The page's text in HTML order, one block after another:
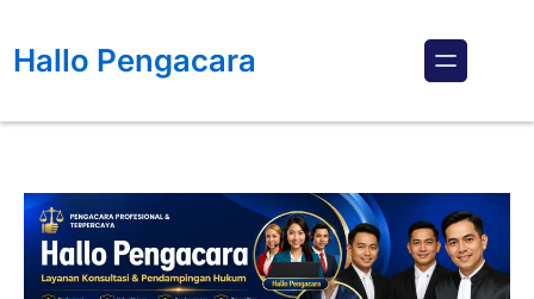
konten
Hallo Pengacara